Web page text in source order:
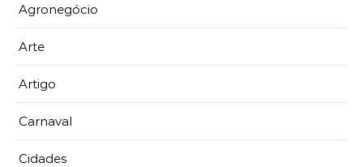
Agronegócio
Arte
Artigo
Carnaval
Cidades